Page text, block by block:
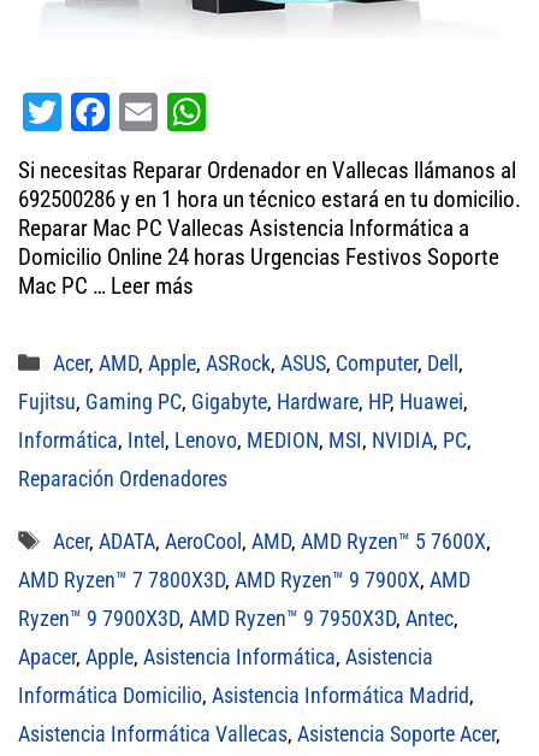
T
tt
er
Fa
ce
bo
ok
E
ail
ha
ts
A
pp
Si necesitas Reparar Ordenador en Vallecas llámanos al
692500286 y en 1 hora un técnico estará en tu domicilio.
Reparar Mac PC Vallecas Asistencia Informática a
Domicilio Online 24 horas Urgencias Festivos Soporte
Mac PC … Leer más
Categorías
Acer, AMD, Apple, ASRock, ASUS, Computer, Dell,
Fujitsu, Gaming PC, Gigabyte, Hardware, HP, Huawei,
Informática, Intel, Lenovo, MEDION, MSI, NVIDIA, PC,
Reparación Ordenadores
Etiquetas
Acer, ADATA, AeroCool, AMD, AMD Ryzen™ 5 7600X,
AMD Ryzen™ 7 7800X3D, AMD Ryzen™ 9 7900X, AMD
Ryzen™ 9 7900X3D, AMD Ryzen™ 9 7950X3D, Antec,
Apacer, Apple, Asistencia Informática, Asistencia
Informática Domicilio, Asistencia Informática Madrid,
Asistencia Informática Vallecas, Asistencia Soporte Acer,